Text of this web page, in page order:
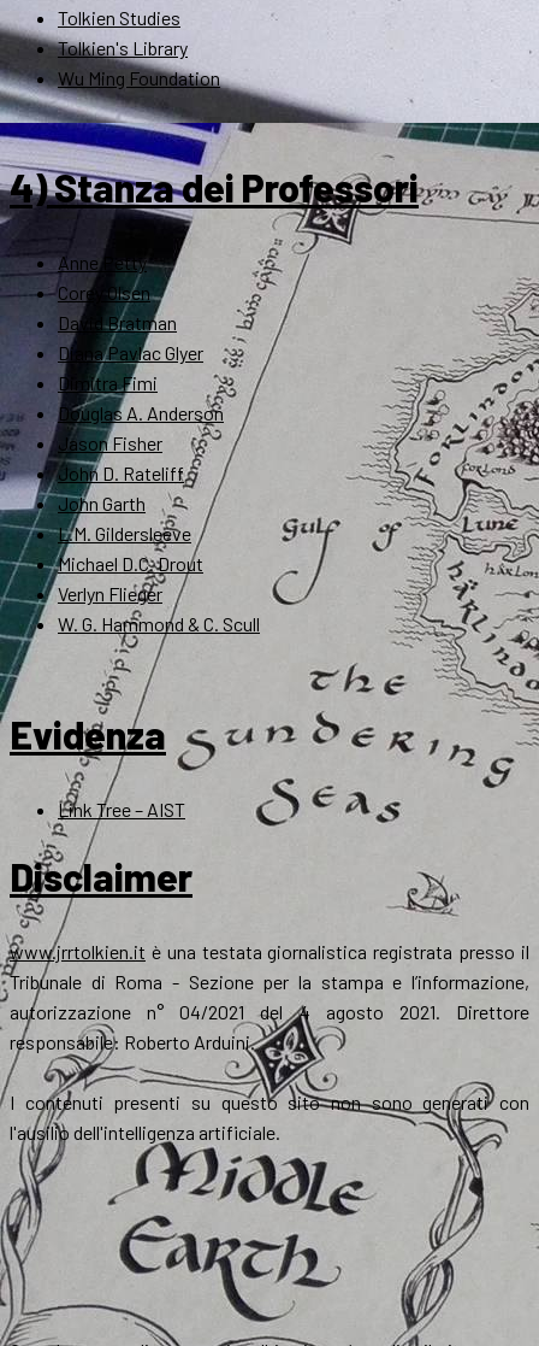
Tolkien Studies
Tolkien's Library
Wu Ming Foundation
4) Stanza dei Professori
Anne Petty
Corey Olsen
David Bratman
Diana Pavlac Glyer
Dimitra Fimi
Douglas A. Anderson
Jason Fisher
John D. Rateliff
John Garth
L.M. Gildersleeve
Michael D.C. Drout
Verlyn Flieger
W. G. Hammond & C. Scull
Evidenza
Link Tree – AIST
Disclaimer
www.jrrtolkien.it è una testata giornalistica registrata presso il
Tribunale di Roma - Sezione per la stampa e l’informazione,
autorizzazione n° 04/2021 del 4 agosto 2021. Direttore
responsabile: Roberto Arduini.
I contenuti presenti su questo sito non sono generati con
l'ausilio dell'intelligenza artificiale.